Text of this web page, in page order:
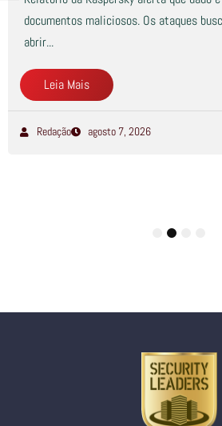
documentos maliciosos. Os ataques
abrir...
Leia Mais
Redação agosto 7, 2026